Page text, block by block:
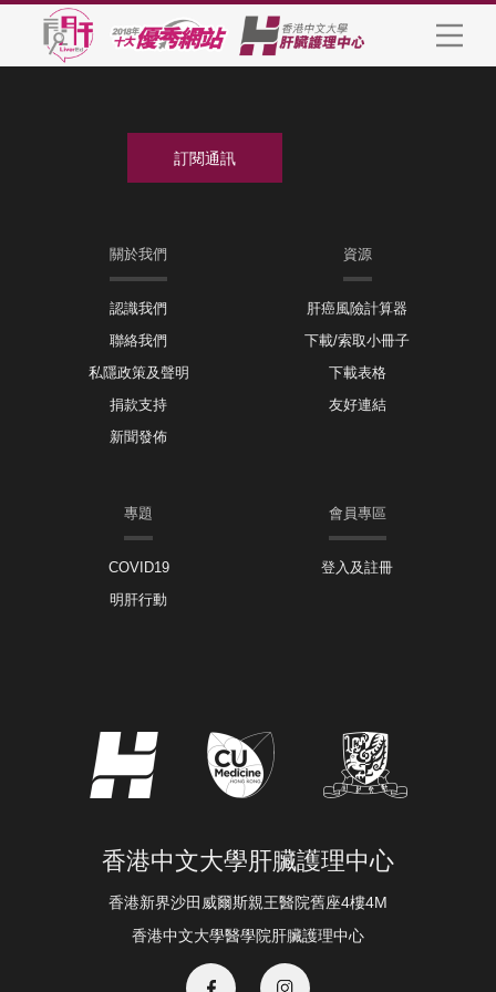
關於我們
認識我們
聯絡我們
私隱政策及聲明
捐款支持
新聞發佈
資源
肝癌風險計算器
下載/索取小冊子
下載表格
友好連結
專題
COVID19
明肝行動
會員專區
登入及註冊
香港中文大學肝臟護理中心
香港新界沙田威爾斯親王醫院舊座4樓4M
香港中文大學醫學院肝臟護理中心